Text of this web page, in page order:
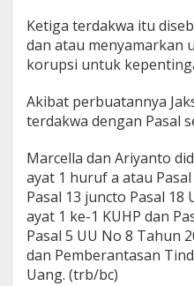
Ketiga terdakwa itu
dan atau menyamarkan
korupsi untuk
Akibat perbuatannya
terdakwa dengan Pasal
Marcella dan Ariyanto
ayat 1 huruf a atau
Pasal 13 juncto Pasal
ayat 1 ke-1 KUHP dan
Pasal 5 UU No 8 Tahun
dan Pemberantasan
Uang. (trb/bc)